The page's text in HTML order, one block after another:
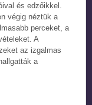
és edzőikkel.
végig néztük a
perceket, a
A
az izgalmas
a